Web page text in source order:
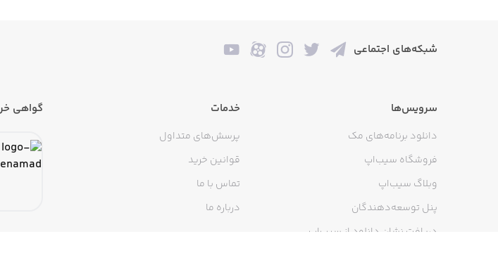
- Lomography
- Aperture
- Shutter speed
- ISO
شبکه‌های اجتماعی
سرویس‌ها
دانلود برنامه‌های مک
فروشگاه سیب‌اپ
وبلاگ سیب‌اپ
پنل توسعه‌دهندگان
دریافت نشان دانلود از سیب‌اپ
خدمات
پرسش‌های متداول
قوانین خرید
تماس با ما
درباره ما
گواهی